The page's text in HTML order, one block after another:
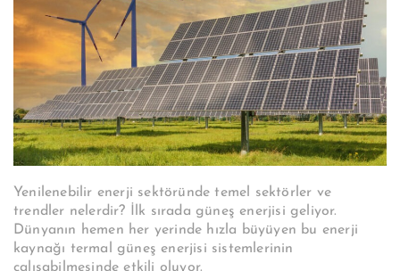
Yenilenebilir enerji sektöründe temel sektörler ve
trendler nelerdir? İlk sırada güneş enerjisi geliyor.
Dünyanın hemen her yerinde hızla büyüyen bu enerji
kaynağı termal güneş enerjisi sistemlerinin
çalışabilmesinde etkili oluyor.